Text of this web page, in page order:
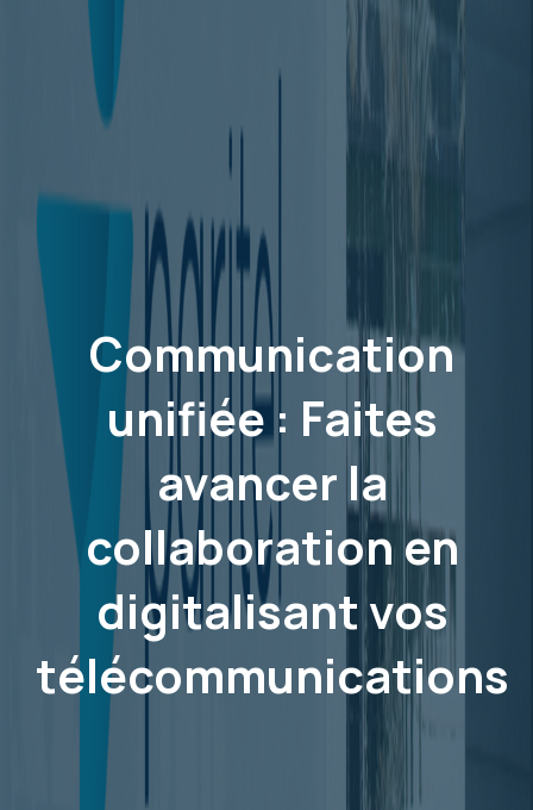
Communication
unifiée : Faites
avancer la
collaboration en
digitalisant vos
télécommunications